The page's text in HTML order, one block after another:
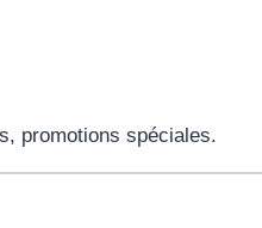
promotions spéciales.